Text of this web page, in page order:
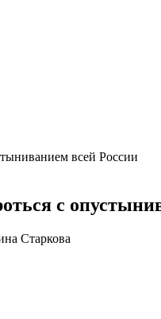
всей России
с
Старкова